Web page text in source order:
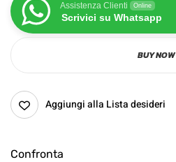
Assistenza Clienti Online
Scrivici su Whatsapp
BUY NOW
Aggiungi alla Lista desideri
Confronta